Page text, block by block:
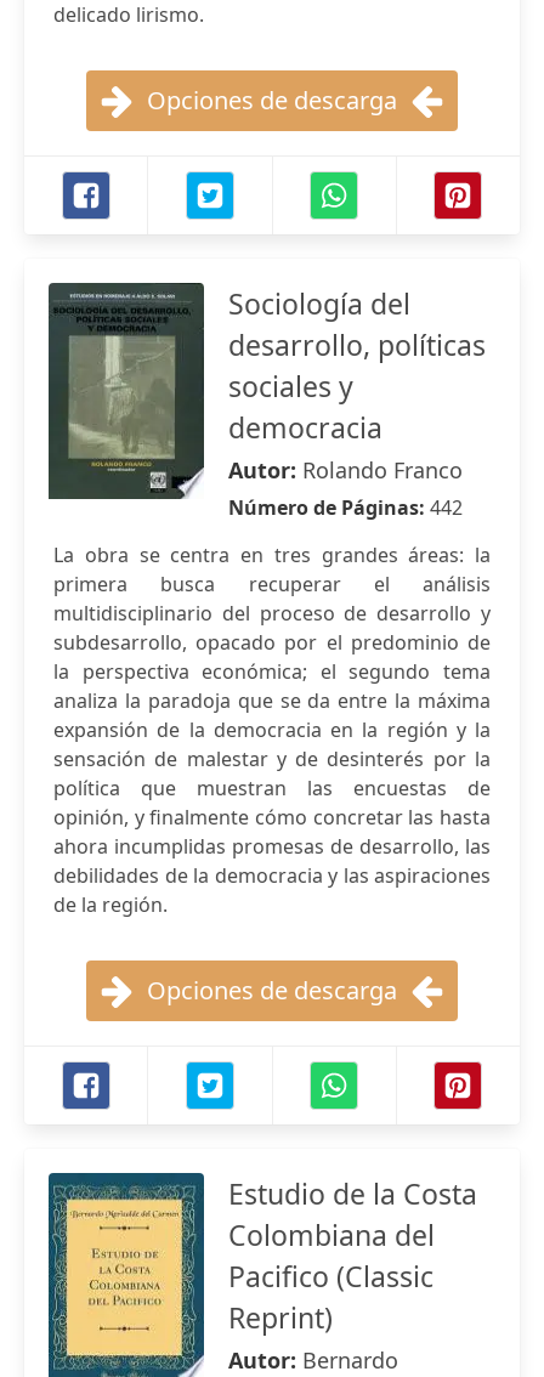
delicado lirismo.
Opciones de descarga
Sociología del
desarrollo, políticas
sociales y
democracia
Autor: Rolando Franco
Número de Páginas: 442
La obra se centra en tres grandes áreas: la
primera busca recuperar el análisis
multidisciplinario del proceso de desarrollo y
subdesarrollo, opacado por el predominio de
la perspectiva económica; el segundo tema
analiza la paradoja que se da entre la máxima
expansión de la democracia en la región y la
sensación de malestar y de desinterés por la
política que muestran las encuestas de
opinión, y finalmente cómo concretar las hasta
ahora incumplidas promesas de desarrollo, las
debilidades de la democracia y las aspiraciones
de la región.
Opciones de descarga
Estudio de la Costa
Colombiana del
Pacifico (Classic
Reprint)
Autor: Bernardo